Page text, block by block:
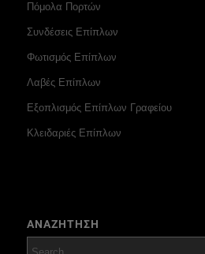
Πόμολα Πορτών
Συνδέσεις Επίπλων
Φωτισμός Επίπλων
Λαβές Επίπλων
Εξοπλισμός Επίπλων Γραφείου
Κλειδαριές Επίπλων
ΑΝΑΖΗΤΗΣΗ